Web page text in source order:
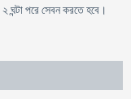
ঘন্টা পরে সেবন করতে হবে।